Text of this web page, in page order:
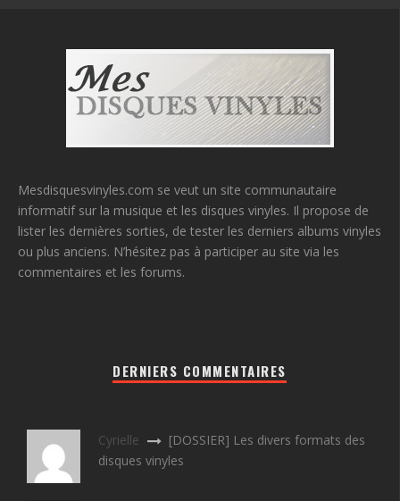
Mesdisquesvinyles.com se veut un site communautaire
informatif sur la musique et les disques vinyles. Il propose de
lister les dernières sorties, de tester les derniers albums vinyles
ou plus anciens. N’hésitez pas à participer au site via les
commentaires et les forums.
DERNIERS COMMENTAIRES
Cyrielle
[DOSSIER] Les divers formats des
disques vinyles